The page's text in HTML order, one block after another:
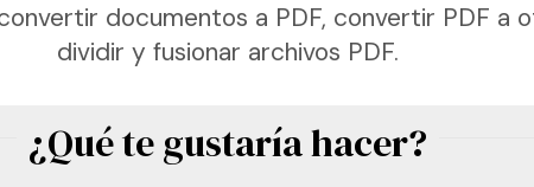
documentos a PDF, convertir PDF a
dividir y fusionar archivos PDF.
¿Qué te gustaría hacer?